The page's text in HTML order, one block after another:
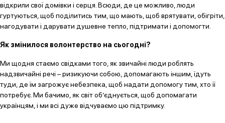
відкрили свої домівки і серця. Всюди, де це можливо, люди
гуртуються, щоб поділитись тим, що мають, щоб врятувати, обігріти,
нагодувати і дарувати душевне тепло, підтримати і допомогти.
Як змінилося волонтерство на сьогодні?
Ми щодня стаємо свідками того, як звичайні люди роблять
надзвичайні речі – ризикуючи собою, допомагають іншим, їдуть
туди, де їм загрожує небезпека, щоб надати допомогу тим, хто її
потребує. Ми бачимо, як світ об’єднується, щоб допомагати
українцям, і ми всі дуже відчуваємо цю підтримку.